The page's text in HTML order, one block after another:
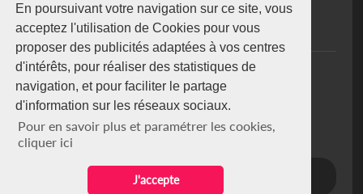
En poursuivant votre navigation sur ce site, vous
acceptez l'utilisation de Cookies pour vous
proposer des publicités adaptées à vos centres
d'intérêts, pour réaliser des statistiques de
navigation, et pour faciliter le partage
d'information sur les réseaux sociaux.
Pour en savoir plus et paramétrer les cookies,
cliquer ici
J'accepte
koaci@yahoo.fr
+225 07 08 85 52 93
NEWSLETTER
Restez connecté via notre newsletter
S'abonner
Se désabonner